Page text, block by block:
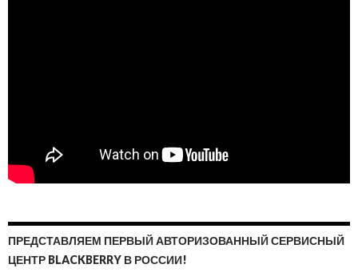
ПРЕДСТАВЛЯЕМ ПЕРВЫЙ АВТОРИЗОВАННЫЙ СЕРВИСНЫЙ
ЦЕНТР BLACKBERRY В РОССИИ!